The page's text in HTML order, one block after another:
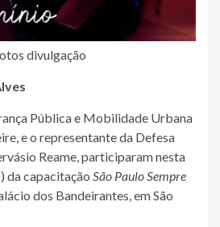
divulgação
Pública e Mobilidade Urbana
e o representante da Defesa
Reame, participaram nesta
da capacitação São Paulo Sempre
dos Bandeirantes, em São